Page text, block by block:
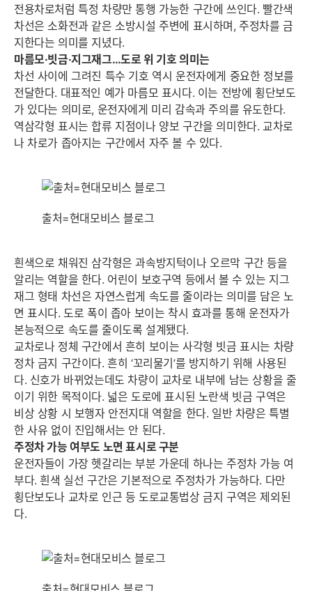
전용차로처럼 특정 차량만 통행 가능한 구간에 쓰인다. 빨간색
차선은 소화전과 같은 소방시설 주변에 표시하며, 주정차를 금
지한다는 의미를 지녔다.
마름모·빗금·지그재그…도로 위 기호 의미는
차선 사이에 그려진 특수 기호 역시 운전자에게 중요한 정보를
전달한다. 대표적인 예가 마름모 표시다. 이는 전방에 횡단보도
가 있다는 의미로, 운전자에게 미리 감속과 주의를 유도한다.
역삼각형 표시는 합류 지점이나 양보 구간을 의미한다. 교차로
나 차로가 좁아지는 구간에서 자주 볼 수 있다.
출처=현대모비스 블로그
흰색으로 채워진 삼각형은 과속방지턱이나 오르막 구간 등을
알리는 역할을 한다. 어린이 보호구역 등에서 볼 수 있는 지그
재그 형태 차선은 자연스럽게 속도를 줄이라는 의미를 담은 노
면 표시다. 도로 폭이 좁아 보이는 착시 효과를 통해 운전자가
본능적으로 속도를 줄이도록 설계됐다.
교차로나 정체 구간에서 흔히 보이는 사각형 빗금 표시는 차량
정차 금지 구간이다. 흔히 ‘꼬리물기’를 방지하기 위해 사용된
다. 신호가 바뀌었는데도 차량이 교차로 내부에 남는 상황을 줄
이기 위한 목적이다. 넓은 도로에 표시된 노란색 빗금 구역은
비상 상황 시 보행자 안전지대 역할을 한다. 일반 차량은 특별
한 사유 없이 진입해서는 안 된다.
주정차 가능 여부도 노면 표시로 구분
운전자들이 가장 헷갈리는 부분 가운데 하나는 주정차 가능 여
부다. 흰색 실선 구간은 기본적으로 주정차가 가능하다. 다만
횡단보도나 교차로 인근 등 도로교통법상 금지 구역은 제외된
다.